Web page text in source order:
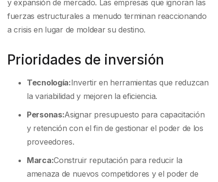
y expansión de mercado. Las empresas que ignoran las
fuerzas estructurales a menudo terminan reaccionando
a crisis en lugar de moldear su destino.
Prioridades de inversión
Tecnología:Invertir en herramientas que reduzcan
la variabilidad y mejoren la eficiencia.
Personas:Asignar presupuesto para capacitación
y retención con el fin de gestionar el poder de los
proveedores.
Marca:Construir reputación para reducir la
amenaza de nuevos competidores y el poder de